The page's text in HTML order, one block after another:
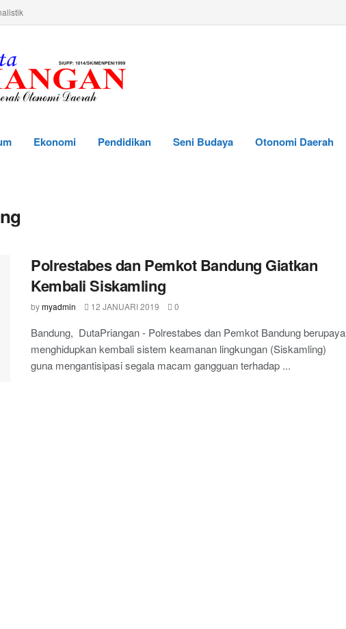
Ekonomi Pendidikan Seni Budaya Otonomi Daerah
Polrestabes dan Pemkot Bandung Giatkan
Kembali Siskamling
bymyadmin 12 JANUARI 2019 0
Bandung, DutaPriangan - Polrestabes dan Pemkot Bandung berupaya
menghidupkan kembali sistem keamanan lingkungan (Siskamling)
guna mengantisipasi segala macam gangguan terhadap ...